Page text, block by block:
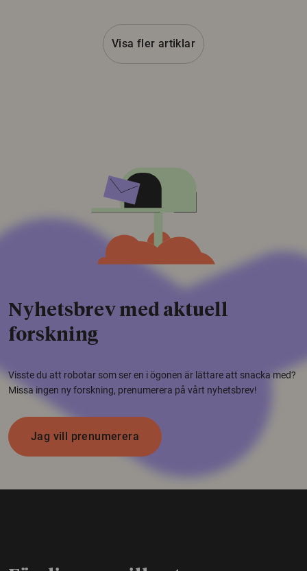
Visa fler artiklar
Nyhetsbrev med aktuell
forskning
Visste du att robotar som ser en i ögonen är lättare att snacka med?
Missa ingen ny forskning, prenumerera på vårt nyhetsbrev!
Jag vill prenumerera